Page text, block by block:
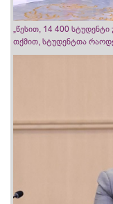
„წესით, 14 400
თქმით, სტუდენტთა